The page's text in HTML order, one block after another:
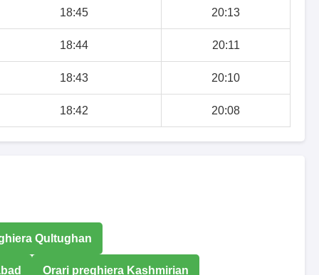
18:45 20:13
18:44 20:11
18:43 20:10
18:42 20:08
Qultughan
Orari preghiera Kashmirian